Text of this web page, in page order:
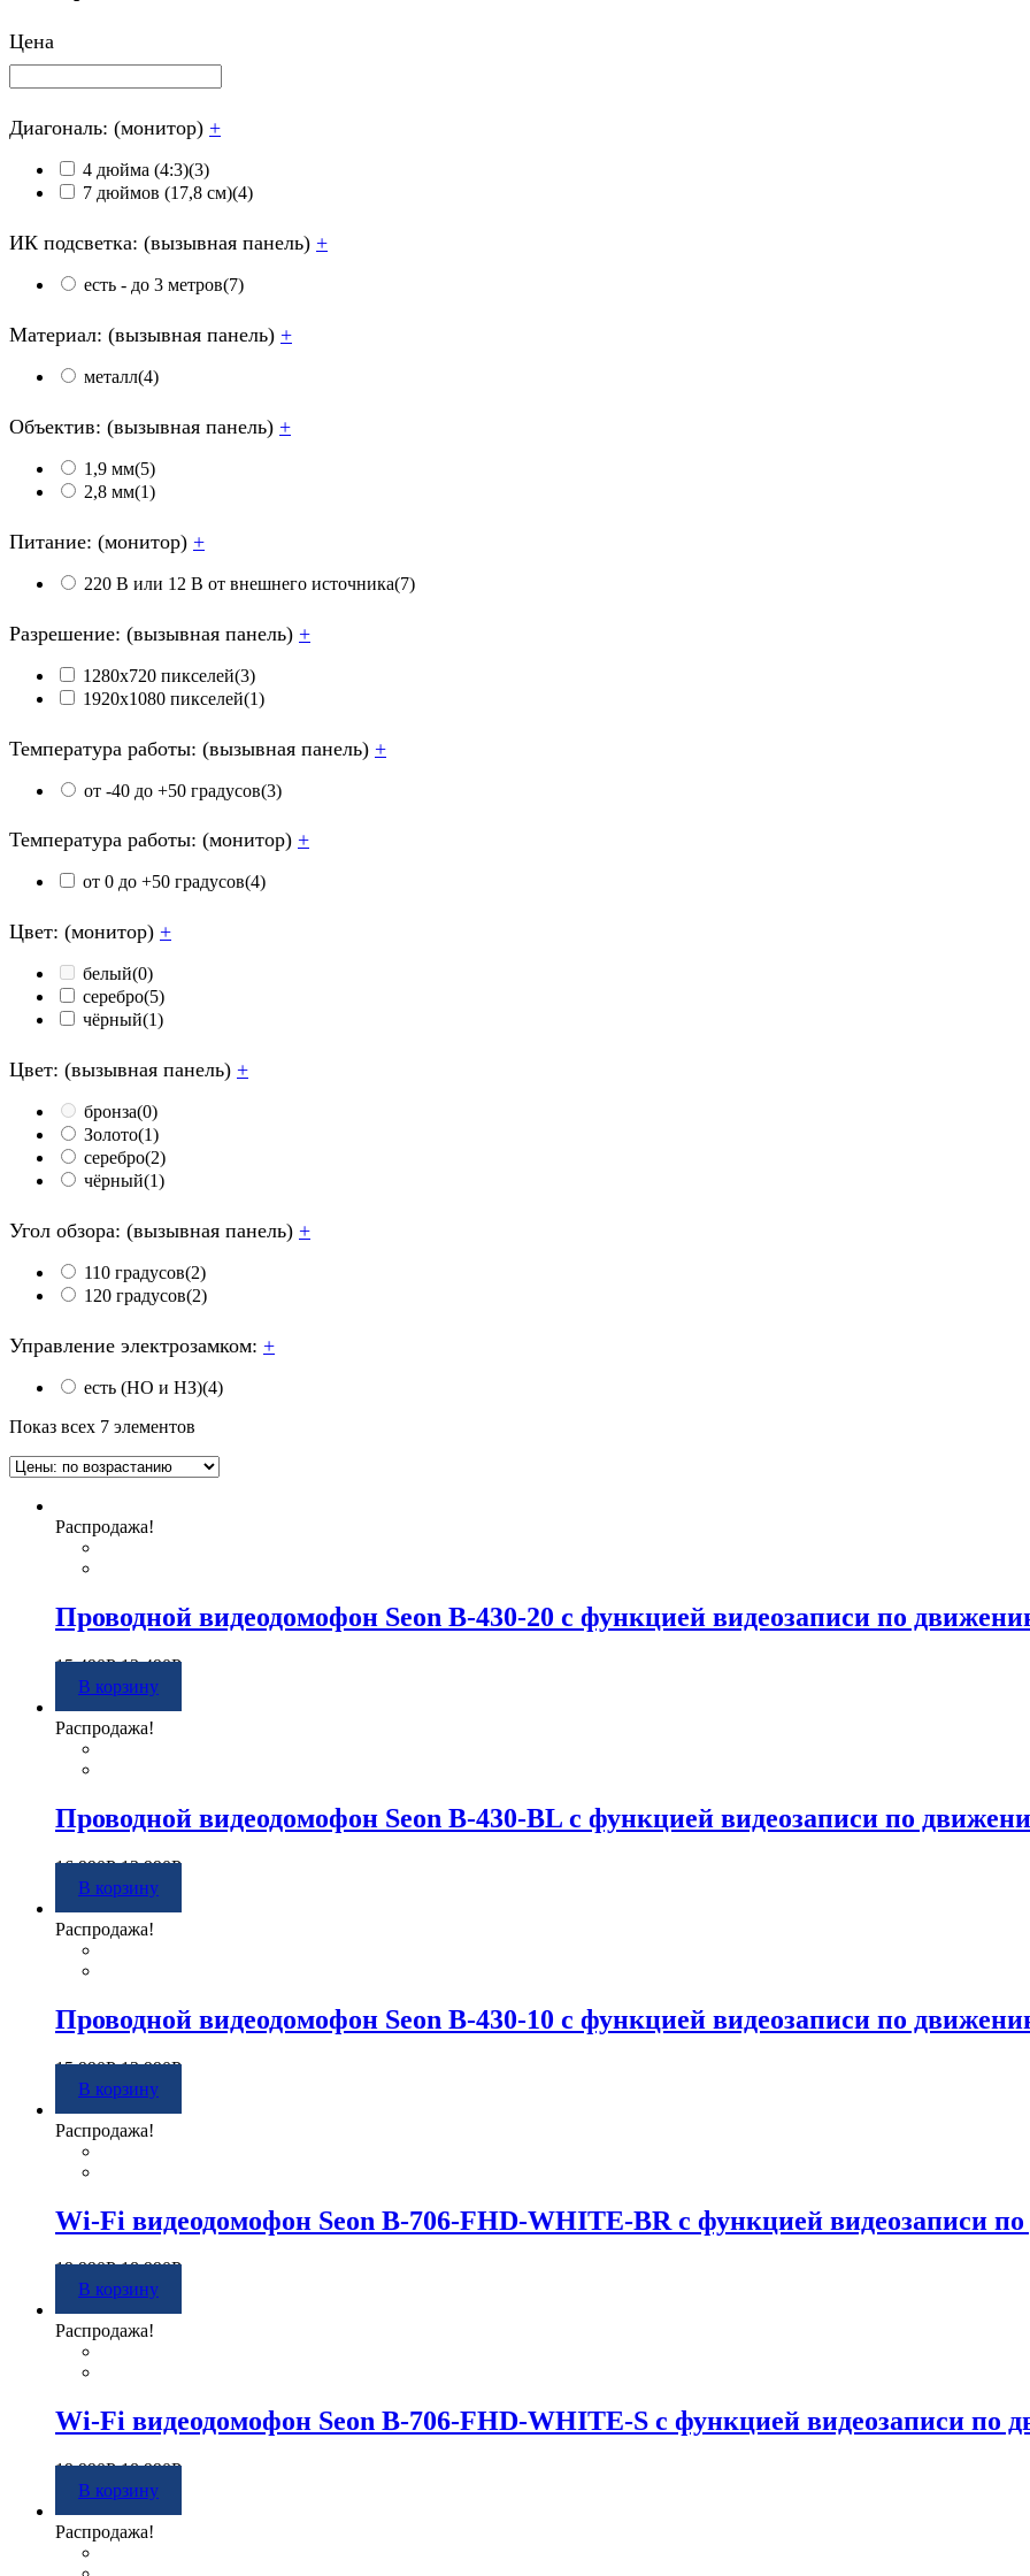
Цена
Диагональ: (монитор) +
4 дюйма (4:3)(3)
7 дюймов (17,8 см)(4)
ИК подсветка: (вызывная панель) +
есть - до 3 метров(7)
Материал: (вызывная панель) +
металл(4)
Объектив: (вызывная панель) +
1,9 мм(5)
2,8 мм(1)
Питание: (монитор) +
220 В или 12 В от внешнего источника(7)
Разрешение: (вызывная панель) +
1280х720 пикселей(3)
1920х1080 пикселей(1)
Температура работы: (вызывная панель) +
от -40 до +50 градусов(3)
Температура работы: (монитор) +
от 0 до +50 градусов(4)
Цвет: (монитор) +
белый(0)
серебро(5)
чёрный(1)
Цвет: (вызывная панель) +
бронза(0)
Золото(1)
серебро(2)
чёрный(1)
Угол обзора: (вызывная панель) +
110 градусов(2)
120 градусов(2)
Управление электрозамком: +
есть (НО и НЗ)(4)
Показ всех 7 элементов
Распродажа!
Проводной видеодомофон Seon B-430-20 с функцией видеозаписи по
15 490Р 13 490Р
В корзину
Распродажа!
Проводной видеодомофон Seon B-430-BL с функцией видеозаписи по
16 990Р 13 990Р
В корзину
Распродажа!
Проводной видеодомофон Seon B-430-10 с функцией видеозаписи по
15 990Р 13 990Р
В корзину
Распродажа!
Wi-Fi видеодомофон Seon B-706-FHD-WHITE-BR с функцией видеозаписи
19 990Р 18 990Р
В корзину
Распродажа!
Wi-Fi видеодомофон Seon B-706-FHD-WHITE-S с функцией видеозаписи по
19 990Р 18 990Р
В корзину
Распродажа!